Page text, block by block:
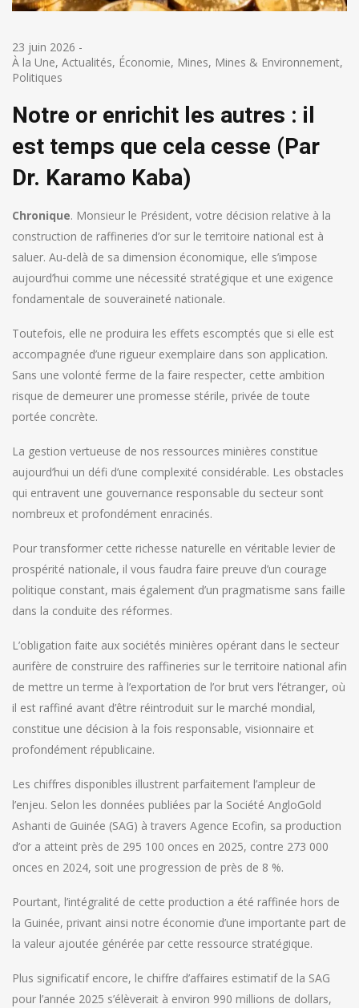
23 juin 2026 -
À la Une, Actualités, Économie, Mines, Mines & Environnement,
Politiques
Notre or enrichit les autres : il
est temps que cela cesse (Par
Dr. Karamo Kaba)
Chronique. Monsieur le Président, votre décision relative à la
construction de raffineries d’or sur le territoire national est à
saluer. Au-delà de sa dimension économique, elle s’impose
aujourd’hui comme une nécessité stratégique et une exigence
fondamentale de souveraineté nationale.
Toutefois, elle ne produira les effets escomptés que si elle est
accompagnée d’une rigueur exemplaire dans son application.
Sans une volonté ferme de la faire respecter, cette ambition
risque de demeurer une promesse stérile, privée de toute
portée concrète.
La gestion vertueuse de nos ressources minières constitue
aujourd’hui un défi d’une complexité considérable. Les obstacles
qui entravent une gouvernance responsable du secteur sont
nombreux et profondément enracinés.
Pour transformer cette richesse naturelle en véritable levier de
prospérité nationale, il vous faudra faire preuve d’un courage
politique constant, mais également d’un pragmatisme sans faille
dans la conduite des réformes.
L’obligation faite aux sociétés minières opérant dans le secteur
aurifère de construire des raffineries sur le territoire national afin
de mettre un terme à l’exportation de l’or brut vers l’étranger, où
il est raffiné avant d’être réintroduit sur le marché mondial,
constitue une décision à la fois responsable, visionnaire et
profondément républicaine.
Les chiffres disponibles illustrent parfaitement l’ampleur de
l’enjeu. Selon les données publiées par la Société AngloGold
Ashanti de Guinée (SAG) à travers Agence Ecofin, sa production
d’or a atteint près de 295 100 onces en 2025, contre 273 000
onces en 2024, soit une progression de près de 8 %.
Pourtant, l’intégralité de cette production a été raffinée hors de
la Guinée, privant ainsi notre économie d’une importante part de
la valeur ajoutée générée par cette ressource stratégique.
Plus significatif encore, le chiffre d’affaires estimatif de la SAG
pour l’année 2025 s’élèverait à environ 990 millions de dollars,